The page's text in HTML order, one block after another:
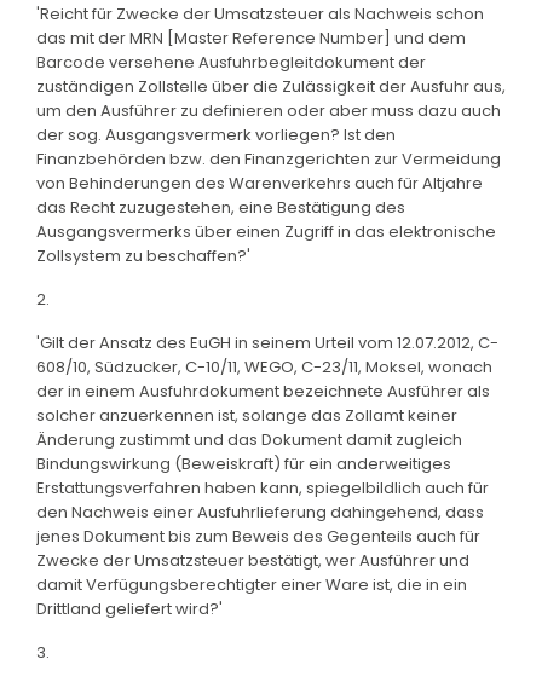
'Reicht für Zwecke der Umsatzsteuer als Nachweis schon
das mit der MRN [Master Reference Number] und dem
Barcode versehene Ausfuhrbegleitdokument der
zuständigen Zollstelle über die Zulässigkeit der Ausfuhr aus,
um den Ausführer zu definieren oder aber muss dazu auch
der sog. Ausgangsvermerk vorliegen? Ist den
Finanzbehörden bzw. den Finanzgerichten zur Vermeidung
von Behinderungen des Warenverkehrs auch für Altjahre
das Recht zuzugestehen, eine Bestätigung des
Ausgangsvermerks über einen Zugriff in das elektronische
Zollsystem zu beschaffen?'
2.
'Gilt der Ansatz des EuGH in seinem Urteil vom 12.07.2012, C-
608/10, Südzucker, C-10/11, WEGO, C-23/11, Moksel, wonach
der in einem Ausfuhrdokument bezeichnete Ausführer als
solcher anzuerkennen ist, solange das Zollamt keiner
Änderung zustimmt und das Dokument damit zugleich
Bindungswirkung (Beweiskraft) für ein anderweitiges
Erstattungsverfahren haben kann, spiegelbildlich auch für
den Nachweis einer Ausfuhrlieferung dahingehend, dass
jenes Dokument bis zum Beweis des Gegenteils auch für
Zwecke der Umsatzsteuer bestätigt, wer Ausführer und
damit Verfügungsberechtigter einer Ware ist, die in ein
Drittland geliefert wird?'
3.